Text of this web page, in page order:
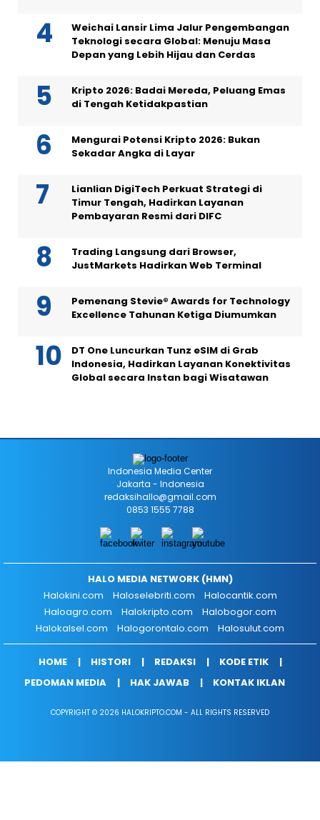
Weichai Lansir Lima Jalur Pengembangan
Teknologi secara Global: Menuju Masa
Depan yang Lebih Hijau dan Cerdas
Kripto 2026: Badai Mereda, Peluang Emas
di Tengah Ketidakpastian
Mengurai Potensi Kripto 2026: Bukan
Sekadar Angka di Layar
Lianlian DigiTech Perkuat Strategi di
Timur Tengah, Hadirkan Layanan
Pembayaran Resmi dari DIFC
Trading Langsung dari Browser,
JustMarkets Hadirkan Web Terminal
Pemenang Stevie® Awards for Technology
Excellence Tahunan Ketiga Diumumkan
DT One Luncurkan Tunz eSIM di Grab
Indonesia, Hadirkan Layanan Konektivitas
Global secara Instan bagi Wisatawan
Indonesia Media Center
Jakarta - Indonesia
redaksihallo@gmail.com
0853 1555 7788
HALO MEDIA NETWORK (HMN)
Halokini.com
Haloselebriti.com
Halocantik.com
Haloagro.com
Halokripto.com
Halobogor.com
Halokalsel.com
Halogorontalo.com Halosulut.com
HOME HISTORI REDAKSI
KODE ETIK
PEDOMAN MEDIA
HAK JAWAB KONTAK IKLAN
COPYRIGHT © 2026 HALOKRIPTO.COM - ALL RIGHTS RESERVED